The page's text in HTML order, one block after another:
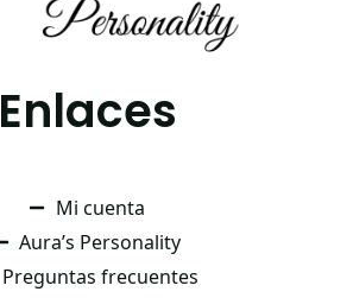
Enlaces
Mi cuenta
Aura’s Personality
Preguntas frecuentes